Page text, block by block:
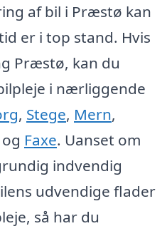
af bil i Præstø kan
er i top stand. Hvis
Præstø, kan du
i nærliggende
, Stege, Mern,
og Faxe. Uanset om
indvendig
udvendige flader
så har du